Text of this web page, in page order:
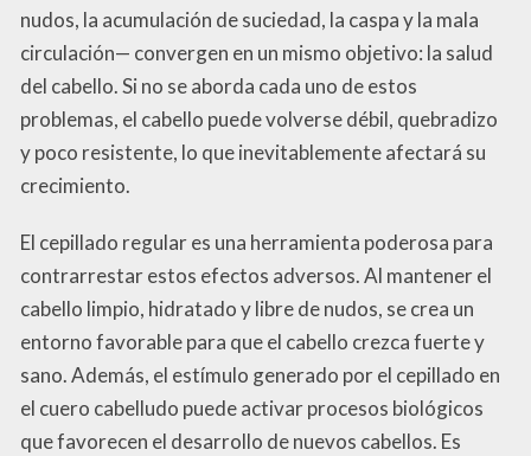
nudos, la acumulación de suciedad, la caspa y la mala
circulación— convergen en un mismo objetivo: la salud
del cabello. Si no se aborda cada uno de estos
problemas, el cabello puede volverse débil, quebradizo
y poco resistente, lo que inevitablemente afectará su
crecimiento.
El cepillado regular es una herramienta poderosa para
contrarrestar estos efectos adversos. Al mantener el
cabello limpio, hidratado y libre de nudos, se crea un
entorno favorable para que el cabello crezca fuerte y
sano. Además, el estímulo generado por el cepillado en
el cuero cabelludo puede activar procesos biológicos
que favorecen el desarrollo de nuevos cabellos. Es